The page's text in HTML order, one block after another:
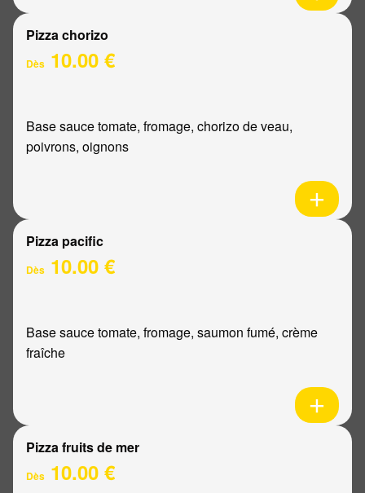
Pizza chorizo
Dès 10.00 €
Base sauce tomate, fromage, chorizo de veau,
poivrons, oignons
Pizza pacific
Dès 10.00 €
Base sauce tomate, fromage, saumon fumé, crème
fraîche
Pizza fruits de mer
Dès 10.00 €